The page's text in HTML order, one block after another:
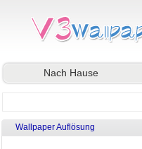
Nach Hause
Wallpaper Auflösung